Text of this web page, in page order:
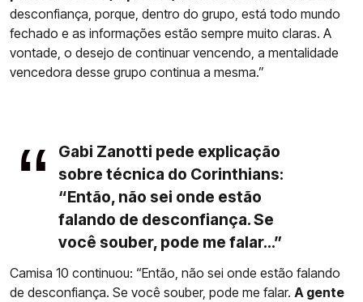
desconfiança, porque, dentro do grupo, está todo mundo
fechado e as informações estão sempre muito claras. A
vontade, o desejo de continuar vencendo, a mentalidade
vencedora desse grupo continua a mesma.”
Gabi Zanotti pede explicação
sobre técnica do Corinthians:
“Então, não sei onde estão
falando de desconfiança. Se
você souber, pode me falar...”
Camisa 10 continuou: “Então, não sei onde estão falando
de desconfiança. Se você souber, pode me falar. A gente